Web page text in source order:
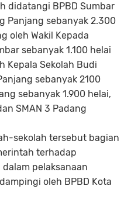
didatangi BPBD Sumbar
Panjang sebanyak 2.300
oleh Wakil Kepada
sebanyak 1.100 helai
Kepala Sekolah Budi
sebanyak 2100
sebanyak 1.900 helai,
SMAN 3 Padang
sekolah tersebut bagian
terhadap
pelaksanaan
oleh BPBD Kota